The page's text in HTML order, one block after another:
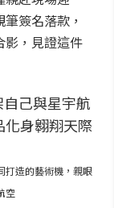
簽名落款，
影，見證這件
打造的藝術機，親眼
空